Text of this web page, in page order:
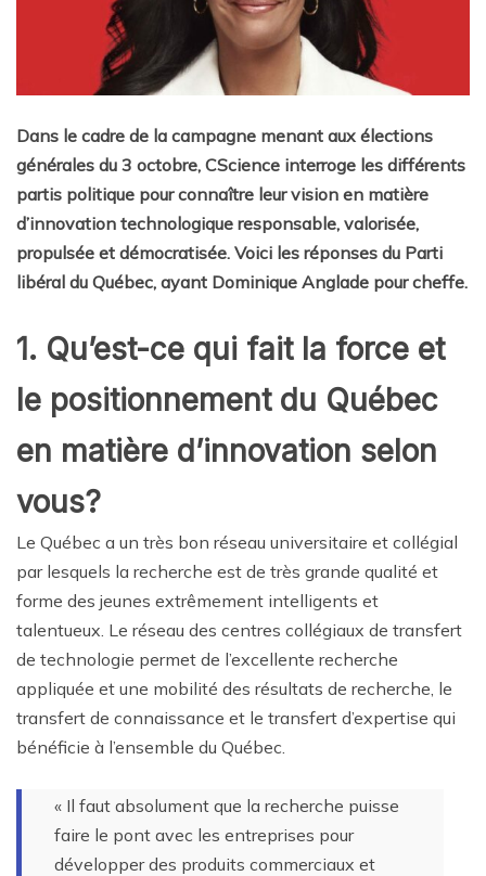
Dans le cadre de la campagne menant aux élections
générales du 3 octobre, CScience interroge les différents
partis politique pour connaître leur vision en matière
d’innovation technologique responsable, valorisée,
propulsée et démocratisée. Voici les réponses du Parti
libéral du Québec, ayant Dominique Anglade pour cheffe.
1. Qu’est-ce qui fait la force et
le positionnement du Québec
en matière d’innovation selon
vous?
Le Québec a un très bon réseau universitaire et collégial
par lesquels la recherche est de très grande qualité et
forme des jeunes extrêmement intelligents et
talentueux. Le réseau des centres collégiaux de transfert
de technologie permet de l’excellente recherche
appliquée et une mobilité des résultats de recherche, le
transfert de connaissance et le transfert d’expertise qui
bénéficie à l’ensemble du Québec.
« Il faut absolument que la recherche puisse
faire le pont avec les entreprises pour
développer des produits commerciaux et